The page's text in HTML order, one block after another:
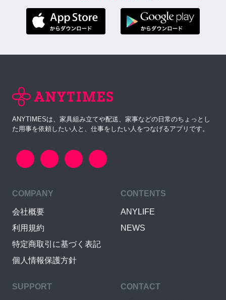
ANYTIMESは、家具組み立てや配送、家事などの日常のちょっとし
た用事を依頼したい人と、仕事をしたい人をつなげるアプリです。
COMPANY
会社概要
利用規約
特定商取引に基づく表記
個人情報保護方針
CONTENTS
ANYLIFE
NEWS
SUPPORT CONTACT